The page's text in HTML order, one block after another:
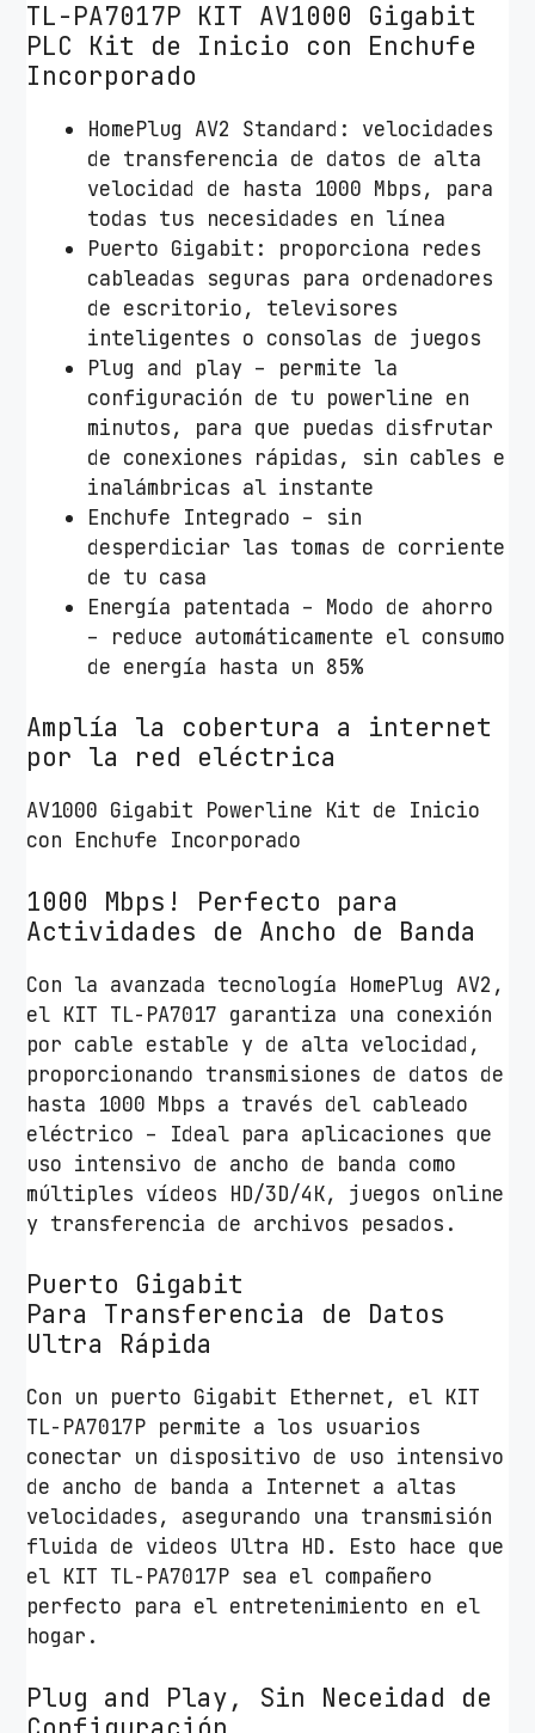
I
T
A
e
3
0
0
m
P
a
k
d
e
2
c
a
n
t
i
a
d
TL-PA7017P KIT AV1000 Gigabit
PLC Kit de Inicio con Enchufe
Incorporado
HomePlug AV2 Standard: velocidades
de transferencia de datos de alta
velocidad de hasta 1000 Mbps, para
todas tus necesidades en línea
Puerto Gigabit: proporciona redes
cableadas seguras para ordenadores
de escritorio, televisores
inteligentes o consolas de juegos
Plug and play – permite la
configuración de tu powerline en
minutos, para que puedas disfrutar
de conexiones rápidas, sin cables e
inalámbricas al instante
Enchufe Integrado – sin
desperdiciar las tomas de corriente
de tu casa
Energía patentada – Modo de ahorro
– reduce automáticamente el consumo
de energía hasta un 85%
Amplía la cobertura a internet
por la red eléctrica
AV1000 Gigabit Powerline Kit de Inicio
con Enchufe Incorporado
1000 Mbps! Perfecto para
Actividades de Ancho de Banda
Con la avanzada tecnología HomePlug AV2,
el KIT TL-PA7017 garantiza una conexión
por cable estable y de alta velocidad,
proporcionando transmisiones de datos de
hasta 1000 Mbps a través del cableado
eléctrico – Ideal para aplicaciones que
uso intensivo de ancho de banda como
múltiples vídeos HD/3D/4K, juegos online
y transferencia de archivos pesados.
Puerto Gigabit
Para Transferencia de Datos
Ultra Rápida
Con un puerto Gigabit Ethernet, el KIT
TL-PA7017P permite a los usuarios
conectar un dispositivo de uso intensivo
de ancho de banda a Internet a altas
velocidades, asegurando una transmisión
fluida de videos Ultra HD. Esto hace que
el KIT TL-PA7017P sea el compañero
perfecto para el entretenimiento en el
hogar.
Plug and Play, Sin Neceidad de